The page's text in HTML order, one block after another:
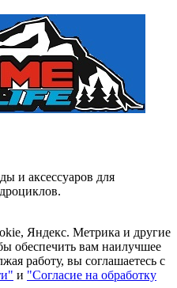
и аксессуаров для
Яндекс. Метрика и другие
обеспечить вам наилучшее
работу, вы соглашаетесь с
и "Согласие на обработку